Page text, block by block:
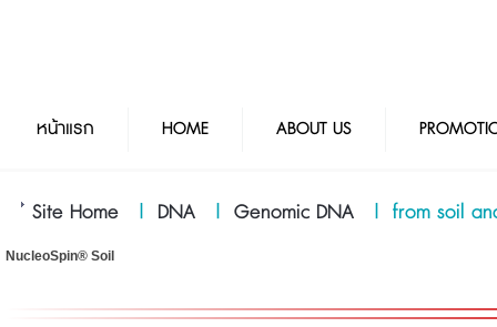
หน้าแรก HOME ABOUT US
Site Home | DNA | Genomic DNA | from soil
NucleoSpin® Soil